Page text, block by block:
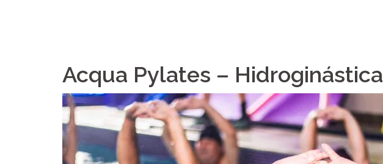
Acqua Pylates – Hidroginástica